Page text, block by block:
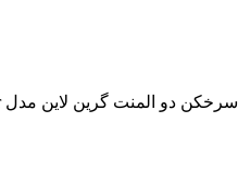
سرخکن دو المنت گرین لاین مدل deluxe air fryer 8ltr